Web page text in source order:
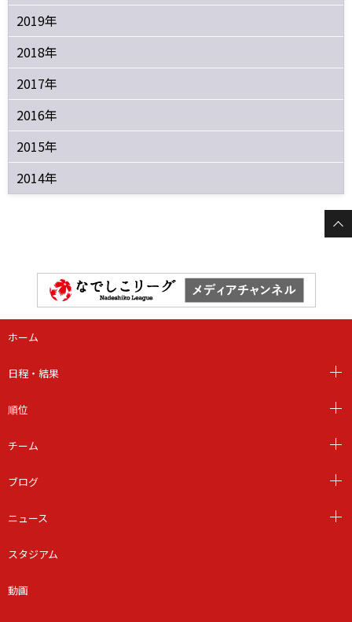
2019年
2018年
2017年
2016年
2015年
2014年
ホーム
日程・結果
順位
チーム
ブログ
ニュース
スタジアム
動画